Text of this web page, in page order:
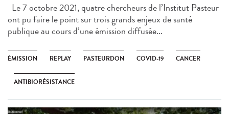
Le 7 octobre 2021, quatre chercheurs de l’Institut Pasteur
ont pu faire le point sur trois grands enjeux de santé
publique au cours d’une émission diffusée...
ÉMISSION REPLAY PASTEURDON COVID-19 CANCER
ANTIBIORÉSISTANCE